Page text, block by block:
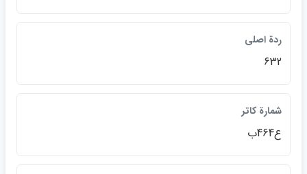
ردة اصلي
632
شمارة كاتر
ع464ب